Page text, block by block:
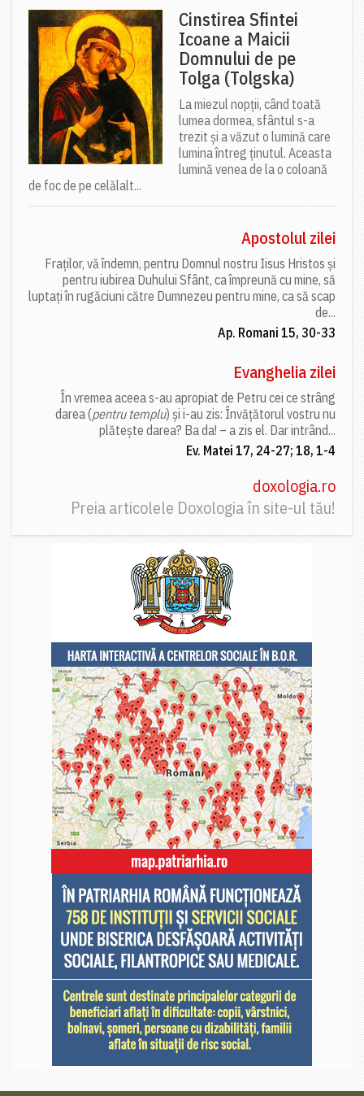
Cinstirea Sfintei
Icoane a Maicii
Domnului de pe
Tolga (Tolgska)
La miezul nopții, când toată
lumea dormea, sfântul s-a
trezit și a văzut o lumină care
lumina întreg ținutul. Aceasta
lumină venea de la o coloană
de foc de pe celălalt...
Apostolul zilei
Fraților, vă îndemn, pentru Domnul nostru Iisus Hristos și
pentru iubirea Duhului Sfânt, ca împreună cu mine, să
luptați în rugăciuni către Dumnezeu pentru mine, ca să scap
de...
Ap. Romani 15, 30-33
Evanghelia zilei
În vremea aceea s-au apropiat de Petru cei ce strâng
darea (pentru templu) și i-au zis: Învățătorul vostru nu
plătește darea? Ba da! – a zis el. Dar intrând...
Ev. Matei 17, 24-27; 18, 1-4
doxologia.ro
Preia articolele Doxologia în site-ul tău!